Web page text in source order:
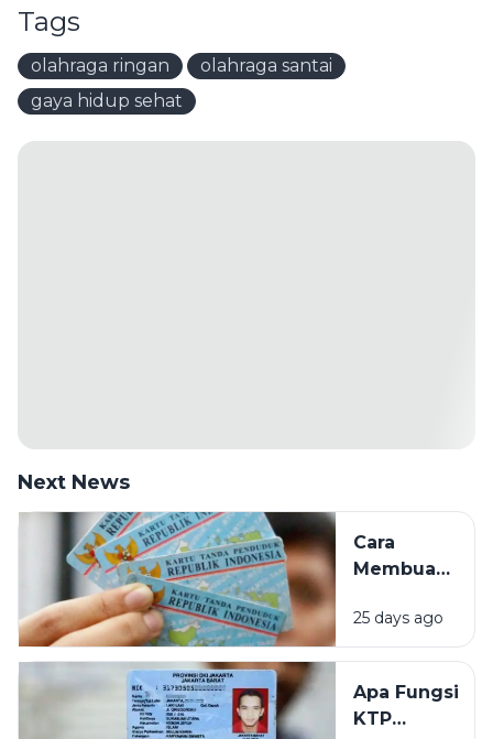
Tags
olahraga ringan
olahraga santai
gaya hidup sehat
Next News
Cara
Membuat
Elektronik
(e-KTP)
Kali:
Syarat,
25 days ago
Apa Fungsi
KTP